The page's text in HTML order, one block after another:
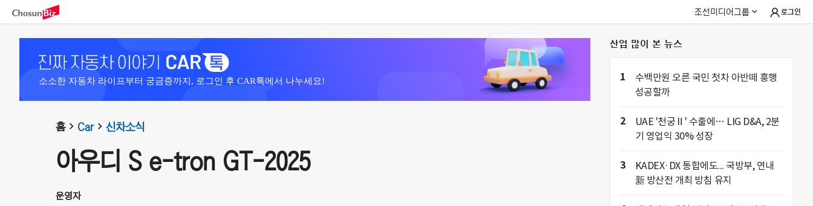
조선미디어그룹 로그인
소소한 자동차 라이프부터 궁금증까지, 로그인 후 CAR톡에서 나누세요!
홈 Car 신차소식
아우디 S e-tron GT-2025
운영자
산업 많이 본 뉴스